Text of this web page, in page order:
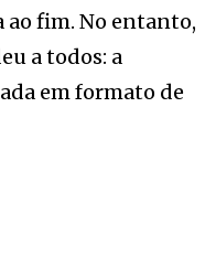
ao fim. No entanto,
a todos: a
em formato de